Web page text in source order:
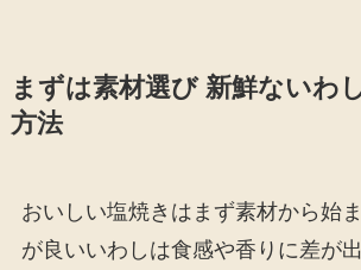
まずは素材選び 新鮮ないわ
方法
おいしい塩焼きはまず素材から始
が良いいわしは食感や香りに差が